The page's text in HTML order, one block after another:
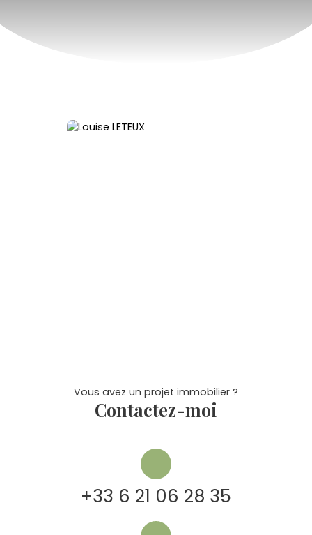
Vous avez un projet immobilier ?
Contactez-moi
+33 6 21 06 28 35